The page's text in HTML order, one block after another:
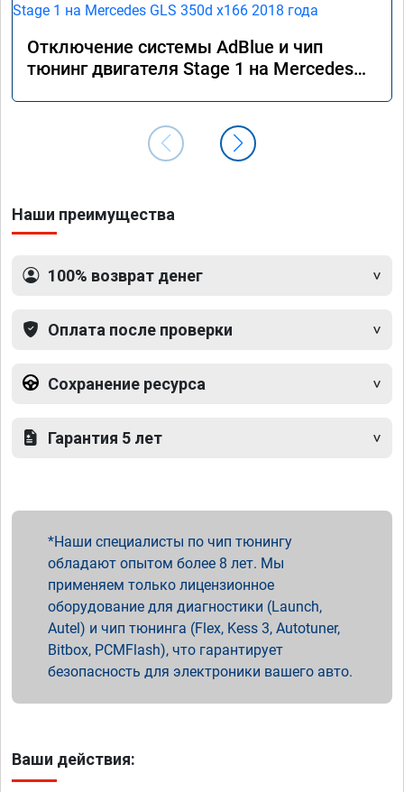
Отключение системы AdBlue и чип
тюнинг двигателя Stage 1 на Mercedes
Наши преимущества
100% возврат денег
Оплата после проверки
Сохранение ресурса
Гарантия 5 лет
Наши специалисты по чип тюнингу
обладают опытом более 8 лет. Мы
применяем только лицензионное
оборудование для диагностики (Launch,
Autel) и чип тюнинга (Flex, Kess 3, Autotuner,
Bitbox, PCMFlash), что гарантирует
безопасность для электроники вашего авто.
Ваши действия: